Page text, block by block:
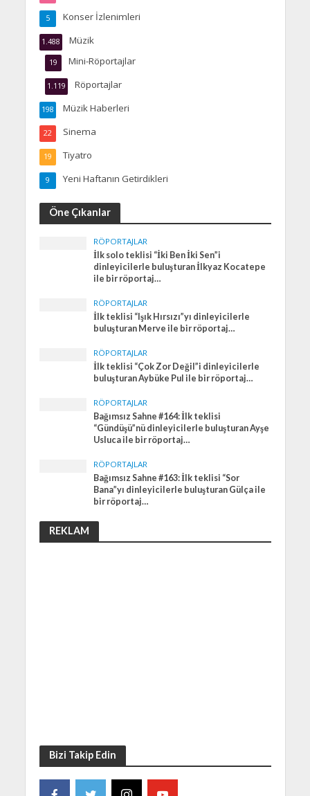
Konser İzlenimleri
5
Müzik
1.488
Mini-Röportajlar
19
Röportajlar
1.119
Müzik Haberleri
198
Sinema
22
Tiyatro
19
Yeni Haftanın Getirdikleri
9
Öne Çıkanlar
RÖPORTAJLAR
İlk solo teklisi “İki Ben İki Sen”i
dinleyicilerle buluşturan İlkyaz Kocatepe
ile bir röportaj…
RÖPORTAJLAR
İlk teklisi “Işık Hırsızı”yı dinleyicilerle
buluşturan Merve ile bir röportaj…
RÖPORTAJLAR
İlk teklisi “Çok Zor Değil”i dinleyicilerle
buluşturan Aybüke Pul ile bir röportaj…
RÖPORTAJLAR
Bağımsız Sahne #164: İlk teklisi
“Gündüşü”nü dinleyicilerle buluşturan Ayşe
Usluca ile bir röportaj…
RÖPORTAJLAR
Bağımsız Sahne #163: İlk teklisi “Sor
Bana”yı dinleyicilerle buluşturan Gülça ile
bir röportaj…
REKLAM
Bizi Takip Edin